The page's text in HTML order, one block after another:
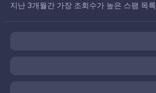
지난 3개월간 가장 조회수가 높은 스팸 목록